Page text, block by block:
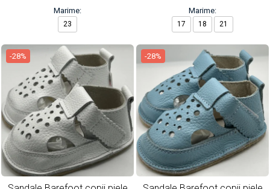
Marime:
23
Marime:
17 18 21
-28% -28%